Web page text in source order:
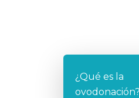
¿Qué es la
ovodonación?